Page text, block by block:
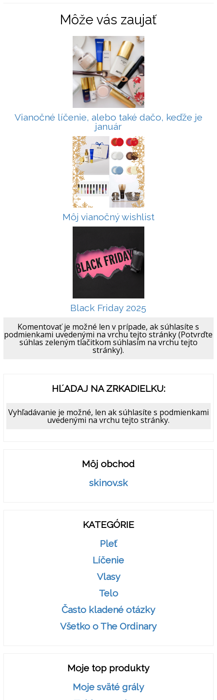
Môže vás zaujať
Vianočné líčenie, alebo také dačo, keďže je
január
Môj vianočný wishlist
Black Friday 2025
Komentovať je možné len v prípade, ak súhlasíte s
podmienkami uvedenými na vrchu tejto stránky (Potvrďte
súhlas zeleným tlačitkom súhlasím na vrchu tejto
stránky).
HĽADAJ NA ZRKADIELKU:
Vyhľadávanie je možné, len ak súhlasíte s podmienkami
uvedenými na vrchu tejto stránky.
Môj obchod
skinov.sk
KATEGÓRIE
Pleť
Líčenie
Vlasy
Telo
Často kladené otázky
Všetko o The Ordinary
Moje top produkty
Moje sväté grály